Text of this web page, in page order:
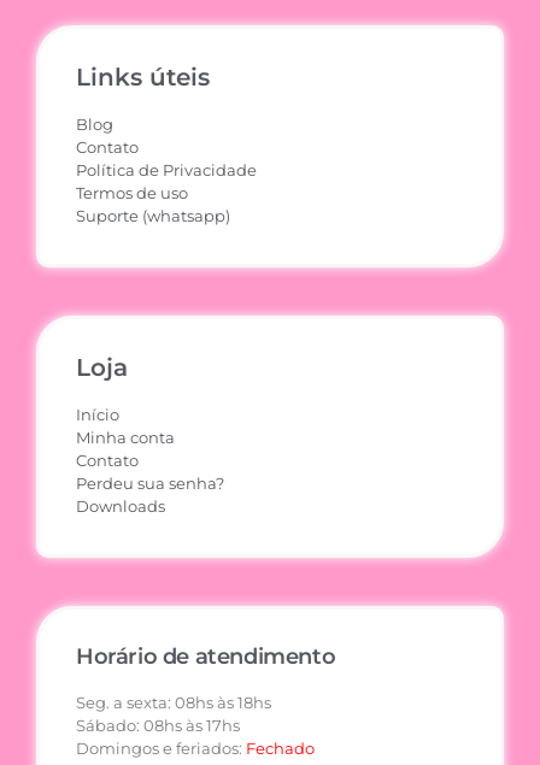
Links úteis
Blog
Contato
Política de Privacidade
Termos de uso
Suporte (whatsapp)
Loja
Início
Minha conta
Contato
Perdeu sua senha?
Downloads
Horário de atendimento
Seg. a sexta: 08hs às 18hs
Sábado: 08hs às 17hs
Domingos e feriados: Fechado